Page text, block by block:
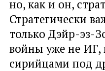
но, как и он,
Стратегически
только Дэйр-эз-
войны уже не ИГ,
сирийцами под